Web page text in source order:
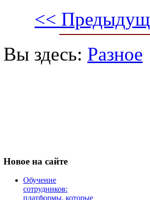
<<
Вы здесь: Разное
Новое на сайте
Обучение
сотрудников:
платформы, которые